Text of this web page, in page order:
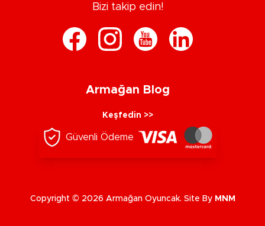
Bizi takip edin!
Armağan Blog
Keşfedin >>
Güvenli Ödeme
Copyright © 2026 Armağan Oyuncak. Site By MNM